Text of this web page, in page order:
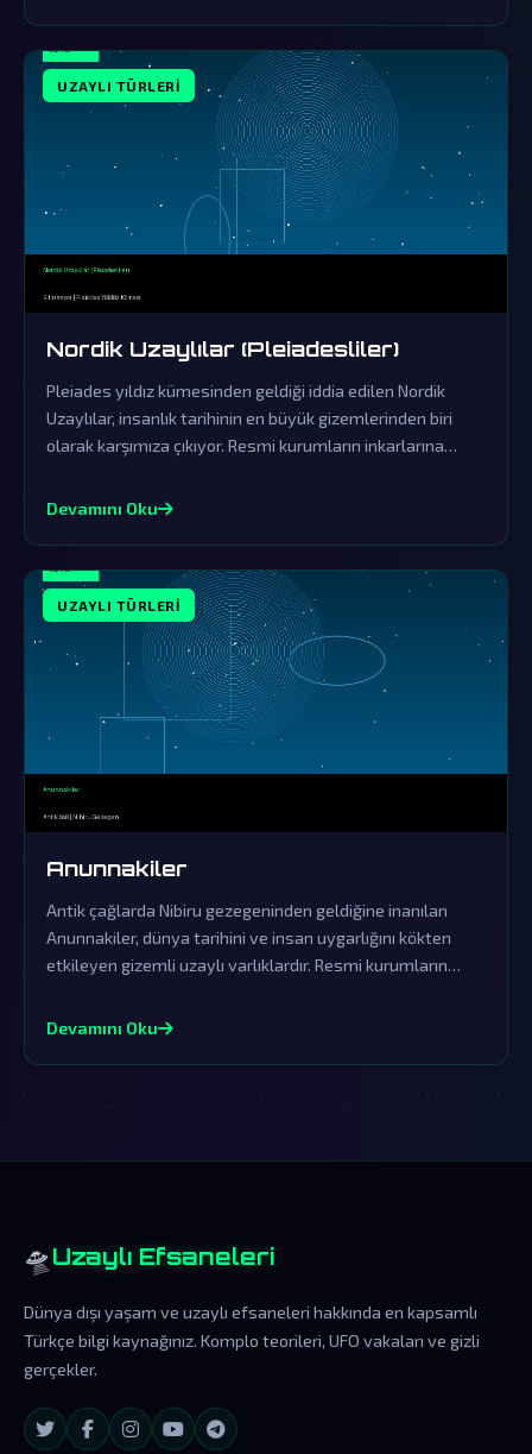
UZAYLI TÜRLERI
Nordik Uzaylılar (Pleiadesliler)
Pleiades yıldız kümesinden geldiği iddia edilen Nordik
Uzaylılar, insanlık tarihinin en büyük gizemlerinden biri
olarak karşımıza çıkıyor. Resmi kurumların inkarlarına
saklanan gerçekler gün yüzüne çıkmayı bekliyor.
Devamını Oku
UZAYLI TÜRLERI
Anunnakiler
Antik çağlarda Nibiru gezegeninden geldiğine inanılan
Anunnakiler, dünya tarihini ve insan uygarlığını kökten
etkileyen gizemli uzaylı varlıklardır. Resmi kurumların
izler hala günümüzde ortaya çıkıyor.
Devamını Oku
🛸 Uzaylı Efsaneleri
Dünya dışı yaşam ve uzaylı efsaneleri hakkında en kapsamlı
Türkçe bilgi kaynağınız. Komplo teorileri, UFO vakaları ve gizli
gerçekler.